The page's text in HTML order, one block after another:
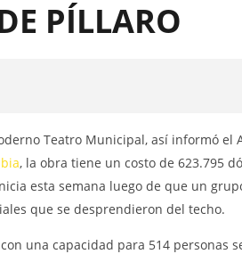
PÍLLARO
AUTÓNOMO
MUNICIPAL DEL
DE PÍLLARO
través del Portal
del Servicio Nacional
Pública, la
para el proceso de
Teatro Municipal, así informó el
, la obra tiene un costo de 623.795
esta semana luego de que un
que se desprendieron del techo.
una capacidad para 514 personas